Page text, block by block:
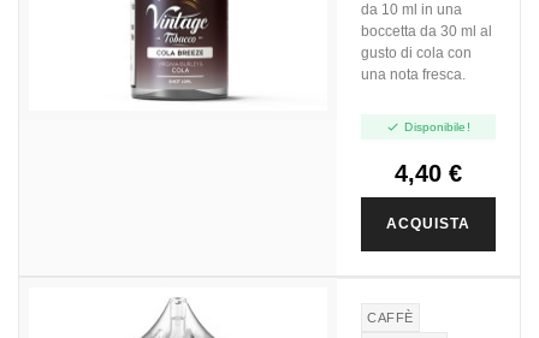
da 10 ml in una
boccetta da 30 ml al
gusto di cola con
una nota fresca.
 Disponibile!
4,40 €
ACQUISTA
CAFFÈ